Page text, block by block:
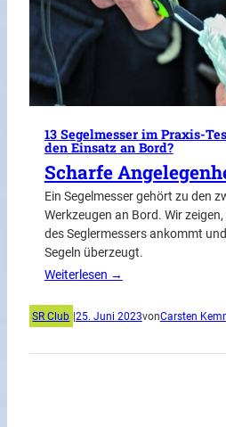
13 Segelmesser im Praxis-
den Einsatz an Bord?
Scharfe
Ein Segelmesser gehört zu den
Werkzeugen an Bord. Wir
des Seglermessers ankommt
Segeln überzeugt.
Weiterlesen →
SR Club |25. Juni 2023vonCarsten